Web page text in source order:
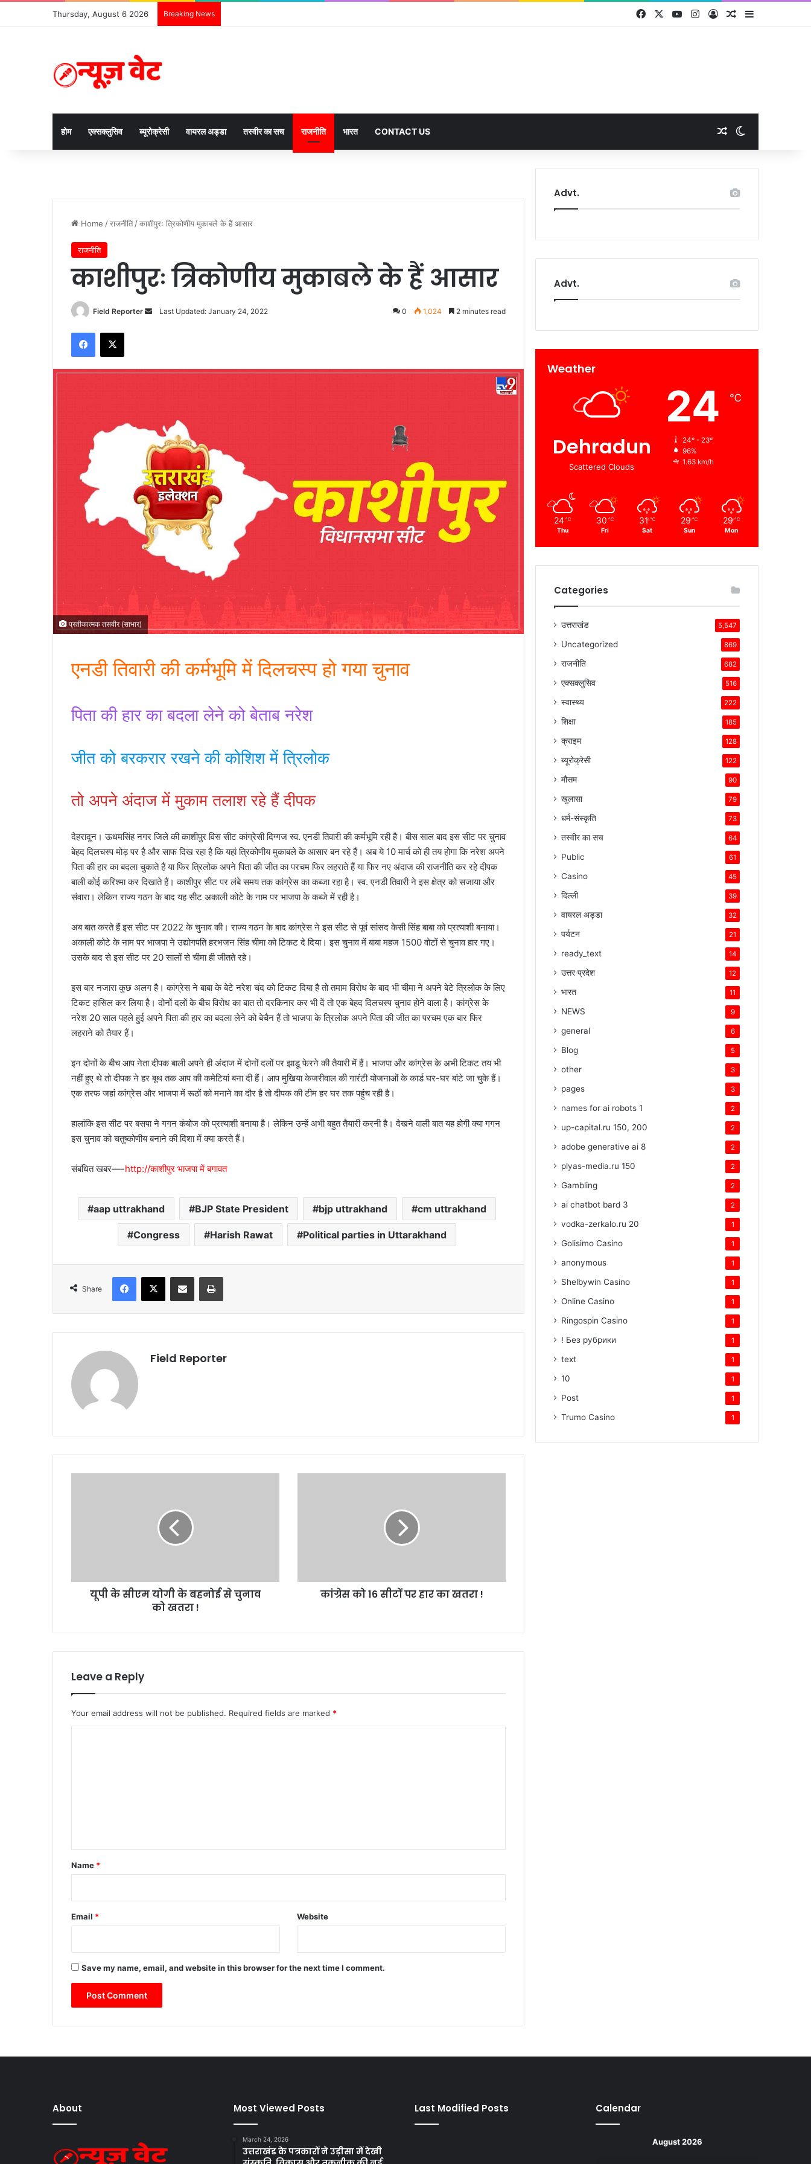
Thursday, August 6 2026 Breaking News FacebookYouTubeInstagram
Log InRandom Article
Sidebar
होम एक्सक्लुसिव ब्यूरोक्रेसी वायरल अड्डा तस्वीर का सच राजनीति भारत CONTACT US Random Article
Home /राजनीति /काशीपुरः त्रिकोणीय मुकाबले के हैं आसार
राजनीति
काशीपुरः त्रिकोणीय मुकाबले के हैं आसार
Field Reporter
SendLast Updated: January 24, 2022 0 1,024 2 minutes read
Facebook
X
प्रतीकात्मक तसवीर (साभार)
एनडी तिवारी की कर्मभूमि में दिलचस्प हो गया चुनाव
पिता की हार का बदला लेने को बेताब नरेश
जीत को बरकरार रखने की कोशिश में त्रिलोक
तो अपने अंदाज में मुकाम तलाश रहे हैं दीपक
देहरादून। ऊधमसिंह नगर जिले की काशीपुर विस सीट कांग्रेसी दिग्गज स्व. एनडी तिवारी की कर्मभूमि रही है। बीस साल बाद इस सीट पर चुनाव
बेहद दिलचस्प मोड़ पर है और साफ दिख रहा है कि यहां त्रिकोणीय मुकाबले के आसार बन रहे हैं। अब ये 10 मार्च को ही तय होगा कि नरेश अपने
पिता की हार का बदला चुकाते हैं या फिर त्रिलोक अपने पिता की जीत का परचम फिर लहराते हैं या फिर नए अंदाज की राजनीति कर रहे दीपक
बाली कोई करिश्मा कर दिखाते हैं। काशीपुर सीट पर लंबे समय तक कांग्रेस का कब्जा रहा है। स्व. एनडी तिवारी ने इस क्षेत्र को सजाया और
संवारा। लेकिन राज्य गठन के बाद यह सीट अकाली कोटे के नाम पर भाजपा के कब्जे में रही है।
अब बात करते हैं इस सीट पर 2022 के चुनाव की। राज्य गठन के बाद कांग्रेस ने इस सीट से पूर्व सांसद केसी सिंह बाबा को प्रत्याशी बनाया।
अकाली कोटे के नाम पर भाजपा ने उद्योगपति हरभजन सिंह चीमा को टिकट दे दिया। इस चुनाव में बाबा महज 1500 वोटों से चुनाव हार गए।
उसके बाद से इस सीट पर 20 सालों से चीमा ही जीतते रहे।
इस बार नजारा कुछ अलग है। कांग्रेस ने बाबा के बेटे नरेश चंद को टिकट दिया है तो तमाम विरोध के बाद भी चीमा ने अपने बेटे त्रिलोक के लिए
टिकट हासिल कर लिया है। दोनों दलों के बीच विरोध का बात तो दरकिनार कर भी दें तो एक बेहद दिलचस्प चुनाव होने वाला है। कांग्रेस के
नरेश 20 साल पहले हुई अपने पिता की हार का बदला लेने को बेचैन हैं तो भाजपा के त्रिलोक अपने पिता की जीत का परचम एक बार फिर
लहराने को तैयार हैं।
इन दोनों के बीच आप नेता दीपक बाली अपने ही अंदाज में दोनों दलों पर झाडू फेरने की तैयारी में हैं। भाजपा और कांग्रेस के अभी टिकट तय भी
नहीं हुए थे तो दीपक ने हर बूथ तक आप की कमेटियां बना दी हैं। आप मुखिया केजरीवाल की गारंटी योजनाओं के कार्ड घर-घर बांटे जा चुके हैं।
एक तरफ जहां कांग्रेस और भाजपा में रूठों को मनाने का दौर है तो दीपक की टीम हर घर तक पहुंच रही है।
हालांकि इस सीट पर बसपा ने गगन कंबोज को प्रत्याशी बनाया है। लेकिन उन्हें अभी बहुत तैयारी करनी है। देखने वाली बात यह होगी क्या गगन
इस चुनाव को चतुष्कोणीय बनाने की दिशा में क्या करते हैं।
संबंधित खबर—-http://काशीपुर भाजपा में बगावत
aap uttrakhand BJP State President bjp uttrakhand cm uttrakhand
Congress Harish Rawat Political parties in Uttarakhand
Share
Facebook
X Share via Email Print
Field Reporter
को
यूपी के सीएम योगी के बहनोई से चुनाव
को खतरा !
!
कांग्रेस को 16 सीटों पर हार का खतरा !
Leave a Reply
Your email address will not be published. Required fields are marked *
*
Name *
Email * Website
Save my name, email, and website in this browser for the next time I comment.
Advt.
Advt.
Weather
Dehradun
Scattered Clouds
24 ℃
24º - 23º
96%
1.63 km/h
24 ℃
Thu
30 ℃
Fri
31 ℃
Sat
29 ℃
Sun
29 ℃
Mon
Categories
उत्तराखंड 5,547
Uncategorized 869
राजनीति 682
एक्सक्लुसिव 516
स्वास्थ्य 222
शिक्षा 185
क्राइम 128
ब्यूरोक्रेसी 122
मौसम 90
खुलासा 79
धर्म-संस्कृति 73
तस्वीर का सच 64
Public 61
Casino 45
दिल्ली 39
वायरल अड्डा 32
पर्यटन 21
ready_text 14
उत्तर प्रदेश 12
भारत 11
NEWS 9
general 6
Blog 5
other 3
pages 3
names for ai robots 1 2
up-capital.ru 150, 200 2
adobe generative ai 8 2
plyas-media.ru 150 2
Gambling 2
ai chatbot bard 3 2
vodka-zerkalo.ru 20 1
Golisimo Casino 1
anonymous 1
Shelbywin Casino 1
Online Casino 1
Ringospin Casino 1
! Без рубрики 1
text 1
10 1
Post 1
Trumo Casino 1
About Most Viewed Posts
March 24, 2026
उत्तराखंड के पत्रकारों ने उड़ीसा में देखी
Last Modified Posts Calendar
August 2026